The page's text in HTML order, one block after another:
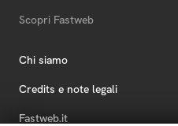
Scopri Fastweb
Chi siamo
Credits e note legali
Fastweb.it